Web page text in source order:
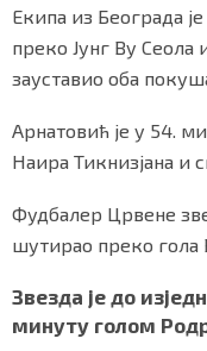
Екипа из Београда
преко Јунг Ву Сеола
зауставио оба
Арнатовић је у 54.
Наира Тикнизјана и
Фудбалер Црвене
шутирао преко гола
Звезда је до
минуту голом